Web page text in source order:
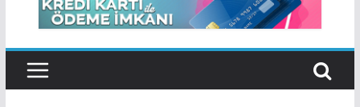
Verilir?